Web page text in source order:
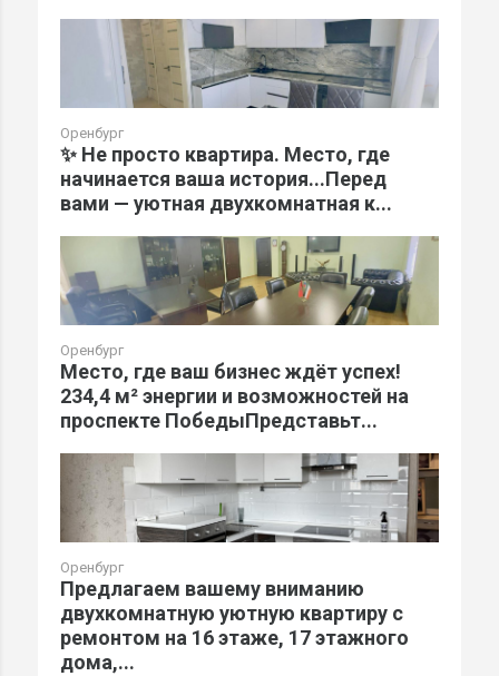
Оренбург
✨ Не просто квартира. Место, где
начинается ваша история...Перед
вами — уютная двухкомнатная к...
Оренбург
Место, где ваш бизнес ждёт успех!
234,4 м² энергии и возможностей на
проспекте ПобедыПредставьт...
Оренбург
Предлагаем вашему вниманию
двухкомнатную уютную квартиру с
ремонтом на 16 этаже, 17 этажного
дома,...